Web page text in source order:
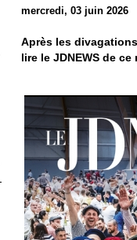
mercredi, 03 juin 2026
Après les
lire le JDNEWS de ce